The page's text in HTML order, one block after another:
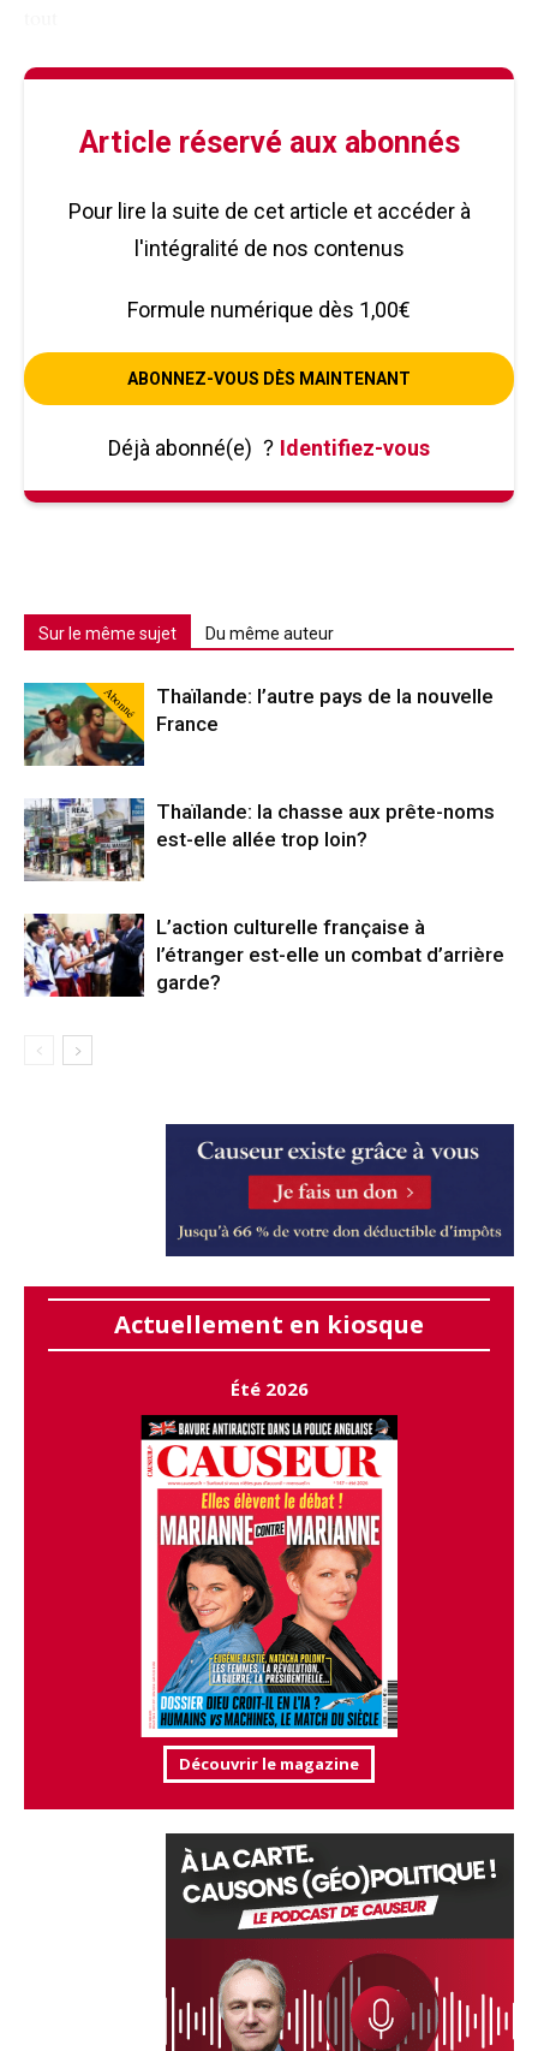
Article réservé aux abonnés
Pour lire la suite de cet article et accéder à
l'intégralité de nos contenus
Formule numérique dès 1,00€
ABONNEZ-VOUS DÈS MAINTENANT
Déjà abonné(e) ? Identifiez-vous
Sur le même sujet Du même auteur
Abonné
Thaïlande: l’autre pays de la nouvelle
France
Thaïlande: la chasse aux prête-noms
est-elle allée trop loin?
L’action culturelle française à
l’étranger est-elle un combat d’arrière
garde?
Actuellement en kiosque
Été 2026
Découvrir le magazine